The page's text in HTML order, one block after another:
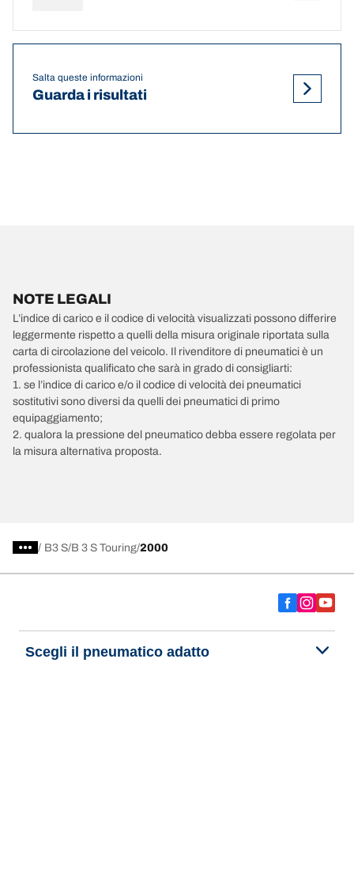
Salta queste informazioni
Guarda i risultati
NOTE LEGALI
L’indice di carico e il codice di velocità visualizzati possono differire
leggermente rispetto a quelli della misura originale riportata sulla
carta di circolazione del veicolo. Il rivenditore di pneumatici è un
professionista qualificato che sarà in grado di consigliarti:
1. se l’indice di carico e/o il codice di velocità dei pneumatici
sostitutivi sono diversi da quelli dei pneumatici di primo
equipaggiamento;
2. qualora la pressione del pneumatico debba essere regolata per
la misura alternativa proposta.
/ B3 S B 3 S Touring 2000
Scegli il pneumatico adatto